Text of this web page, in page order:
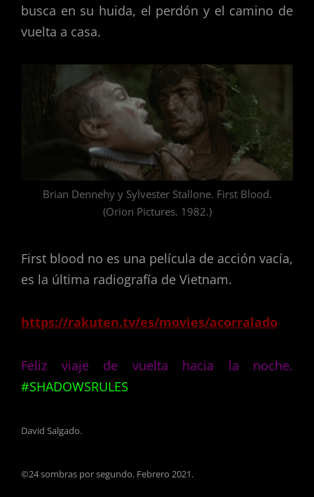
busca en su huida, el perdón y el camino de
vuelta a casa.
Brian Dennehy y Sylvester Stallone. First Blood.
(Orion Pictures. 1982.)
First blood no es una película de acción vacía,
es la última radiografía de Vietnam.
https://rakuten.tv/es/movies/acorralado
Feliz viaje de vuelta hacia la noche.
#SHADOWSRULES
David Salgado.
©24 sombras por segundo. Febrero 2021.